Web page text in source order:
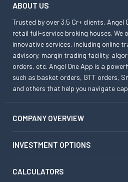
ABOUT US
Trusted by over 3.5 Cr+ clients, Angel
retail full-service broking houses. We
innovative services, including online
advisory, margin trading facility,
orders, etc. Angel One App is a
such as basket orders, GTT orders,
and others that help you navigate
COMPANY OVERVIEW
INVESTMENT OPTIONS
CALCULATORS